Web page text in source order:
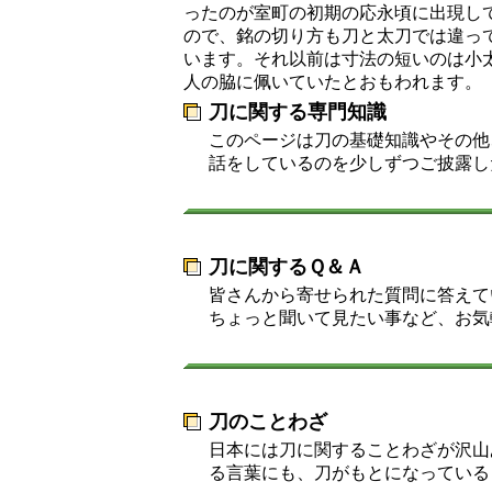
ったのが室町の初期の応永頃に出現
ので、銘の切り方も刀と太刀では違
います。それ以前は寸法の短いのは
人の脇に佩いていたとおもわれます。
刀に関する専門知識
このページは刀の基礎知識やその
話をしているのを少しずつご披露
刀に関するＱ＆Ａ
皆さんから寄せられた質問に答え
ちょっと聞いて見たい事など、お
刀のことわざ
日本には刀に関することわざが沢
る言葉にも、刀がもとになってい